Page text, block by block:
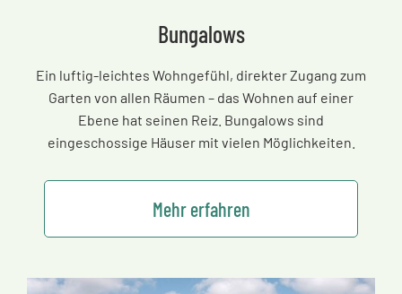
Bungalows
Ein luftig-leichtes Wohngefühl, direkter Zugang zum
Garten von allen Räumen – das Wohnen auf einer
Ebene hat seinen Reiz. Bungalows sind
eingeschossige Häuser mit vielen Möglichkeiten.
Mehr erfahren